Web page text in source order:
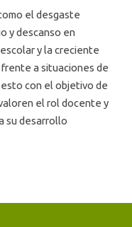
el desgaste
y descanso en
y la creciente
a situaciones de
con el objetivo de
el rol docente y
su desarrollo